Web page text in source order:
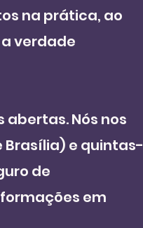
na prática, ao
verdade
abertas. Nós nos
Brasília) e quintas-
de
em